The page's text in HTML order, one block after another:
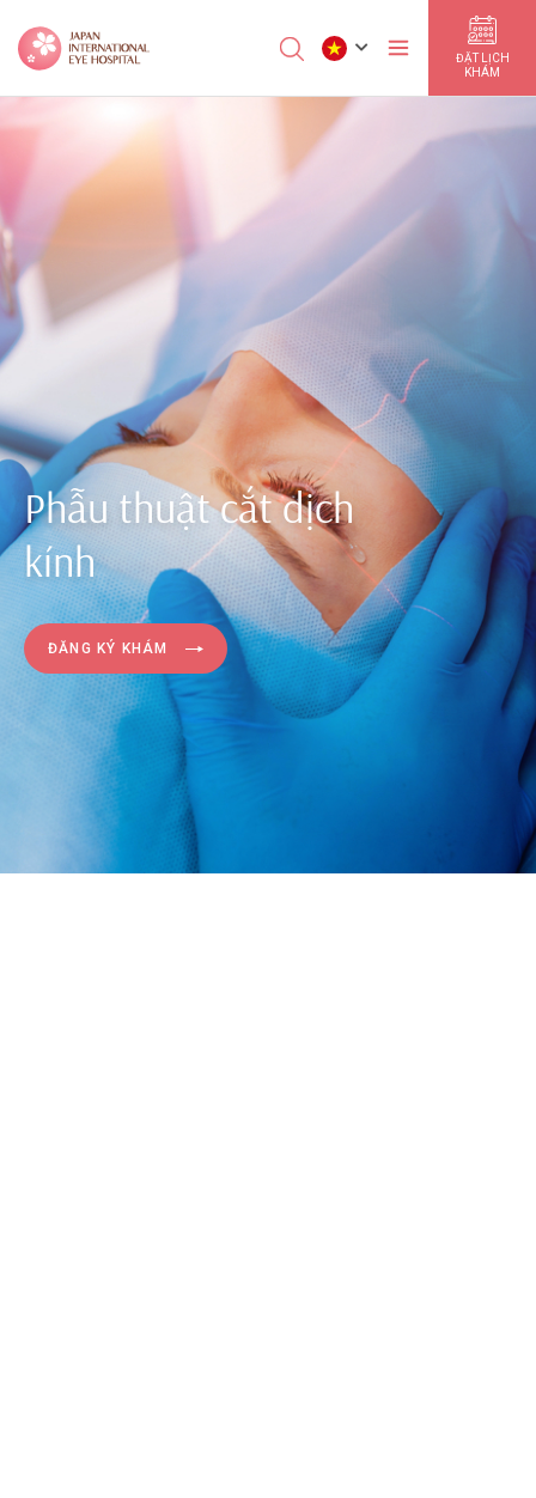
ĐẶT LỊCH
KHÁM
Phẫu thuật cắt dịch
kính
ĐĂNG KÝ KHÁM